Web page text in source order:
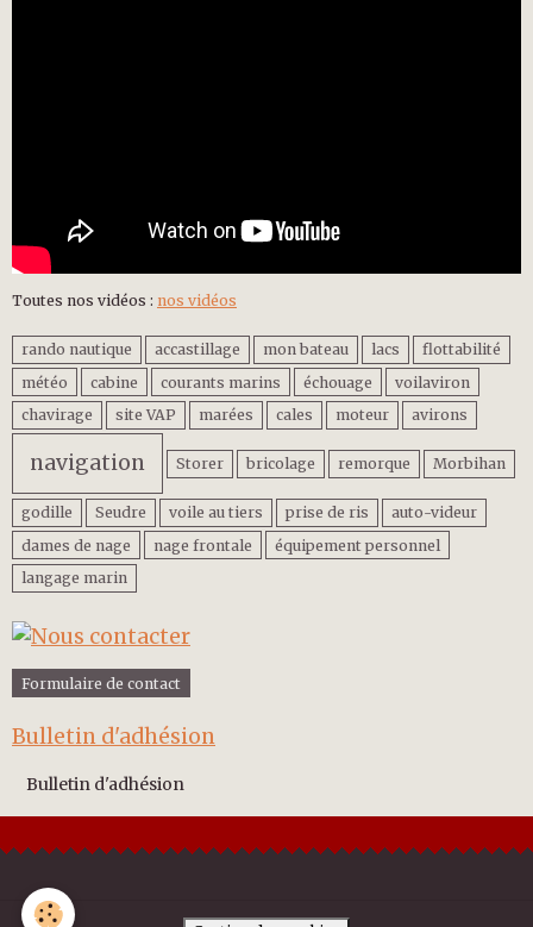
Toutes nos vidéos : nos vidéos
rando nautique accastillage mon bateau lacs
flottabilité
météo
cabine courants marins échouage
voilaviron
chavirage
site VAP marées cales moteur avirons
navigation Storer bricolage remorque Morbihan
godille Seudre voile au tiers prise de ris
auto-videur
dames de nage
nage frontale
équipement personnel
langage marin
Formulaire de contact
Bulletin d'adhésion
Bulletin d'adhésion